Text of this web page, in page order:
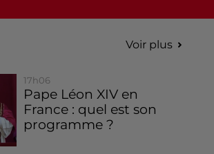
Voir plus
17h06
Pape Léon XIV en
France : quel est son
programme ?